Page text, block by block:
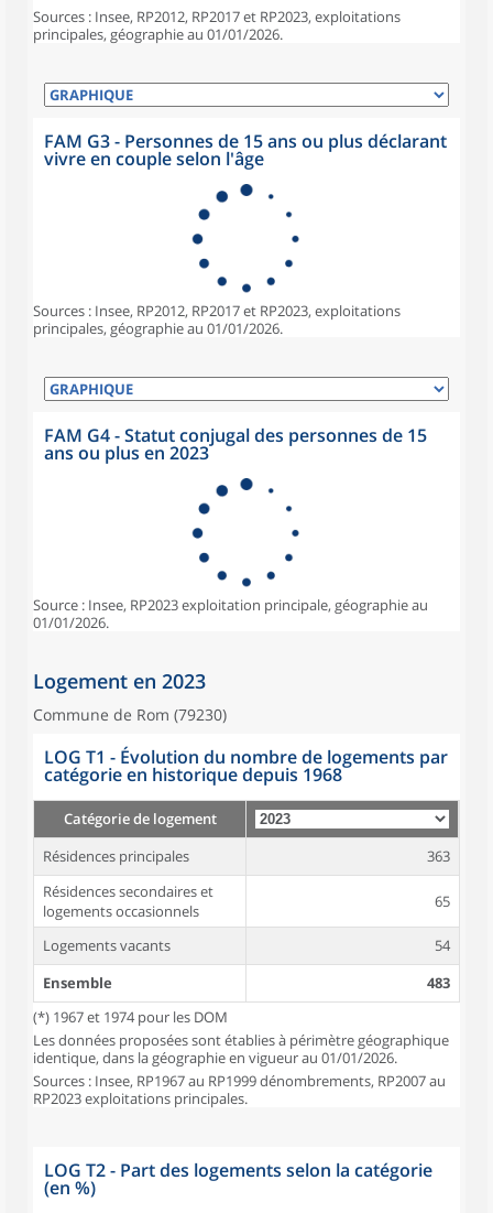
Sources : Insee, RP2012, RP2017 et RP2023, exploitations
principales, géographie au 01/01/2026.
FAM G3 - Personnes de 15 ans ou plus déclarant
vivre en couple selon l'âge
Sources : Insee, RP2012, RP2017 et RP2023, exploitations
principales, géographie au 01/01/2026.
FAM G4 - Statut conjugal des personnes de 15
ans ou plus en 2023
Source : Insee, RP2023 exploitation principale, géographie au
01/01/2026.
Logement en 2023
Commune de Rom (79230)
LOG T1 - Évolution du nombre de logements par
catégorie en historique depuis 1968
Catégorie de logement
Résidences principales
363
Résidences secondaires et
logements occasionnels
65
Logements vacants
54
Ensemble
483
(*) 1967 et 1974 pour les DOM
Les données proposées sont établies à périmètre géographique
identique, dans la géographie en vigueur au 01/01/2026.
Sources : Insee, RP1967 au RP1999 dénombrements, RP2007 au
RP2023 exploitations principales.
LOG T2 - Part des logements selon la catégorie
(en %)